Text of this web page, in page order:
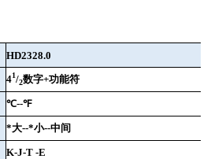
HD2328.0
41/2数字+功能符
℃--℉
*大--*小--中间
K-J-T -E